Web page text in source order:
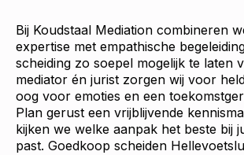
Bij Koudstaal Mediation combineren
expertise met empathische
scheiding zo soepel mogelijk te laten
mediator én jurist zorgen wij voor
oog voor emoties en een
Plan gerust een vrijblijvende
kijken we welke aanpak het beste bij
past. Goedkoop scheiden